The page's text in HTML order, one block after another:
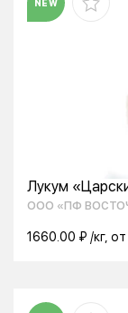
NEW
Лукум
ООО «ПФ
1660.00 ₽ /кг, от